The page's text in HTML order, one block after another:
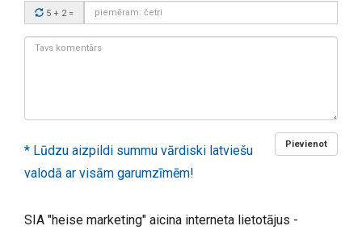
Drošības
kods:
5 + 2=
Tavs
Pievienot
* Lūdzu aizpildi summu vārdiski latviešu
valodā ar visām garumzīmēm!
SIA "heise marketing" aicina interneta lietotājus -